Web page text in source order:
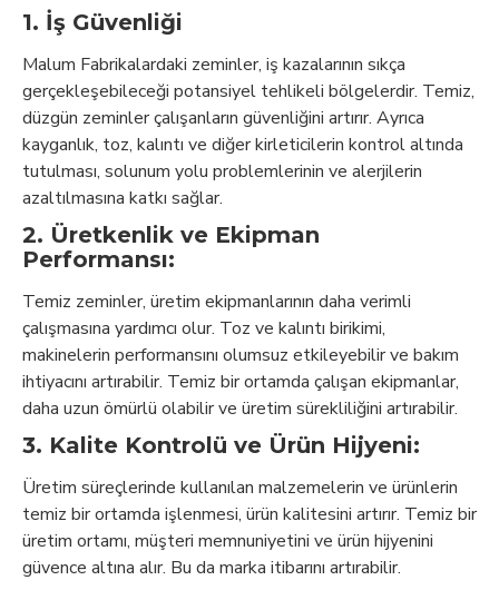
1. İş Güvenliği
Malum Fabrikalardaki zeminler, iş kazalarının sıkça
gerçekleşebileceği potansiyel tehlikeli bölgelerdir. Temiz,
düzgün zeminler çalışanların güvenliğini artırır. Ayrıca
kayganlık, toz, kalıntı ve diğer kirleticilerin kontrol altında
tutulması, solunum yolu problemlerinin ve alerjilerin
azaltılmasına katkı sağlar.
2. Üretkenlik ve Ekipman
Performansı:
Temiz zeminler, üretim ekipmanlarının daha verimli
çalışmasına yardımcı olur. Toz ve kalıntı birikimi,
makinelerin performansını olumsuz etkileyebilir ve bakım
ihtiyacını artırabilir. Temiz bir ortamda çalışan ekipmanlar,
daha uzun ömürlü olabilir ve üretim sürekliliğini artırabilir.
3. Kalite Kontrolü ve Ürün Hijyeni:
Üretim süreçlerinde kullanılan malzemelerin ve ürünlerin
temiz bir ortamda işlenmesi, ürün kalitesini artırır. Temiz bir
üretim ortamı, müşteri memnuniyetini ve ürün hijyenini
güvence altına alır. Bu da marka itibarını artırabilir.